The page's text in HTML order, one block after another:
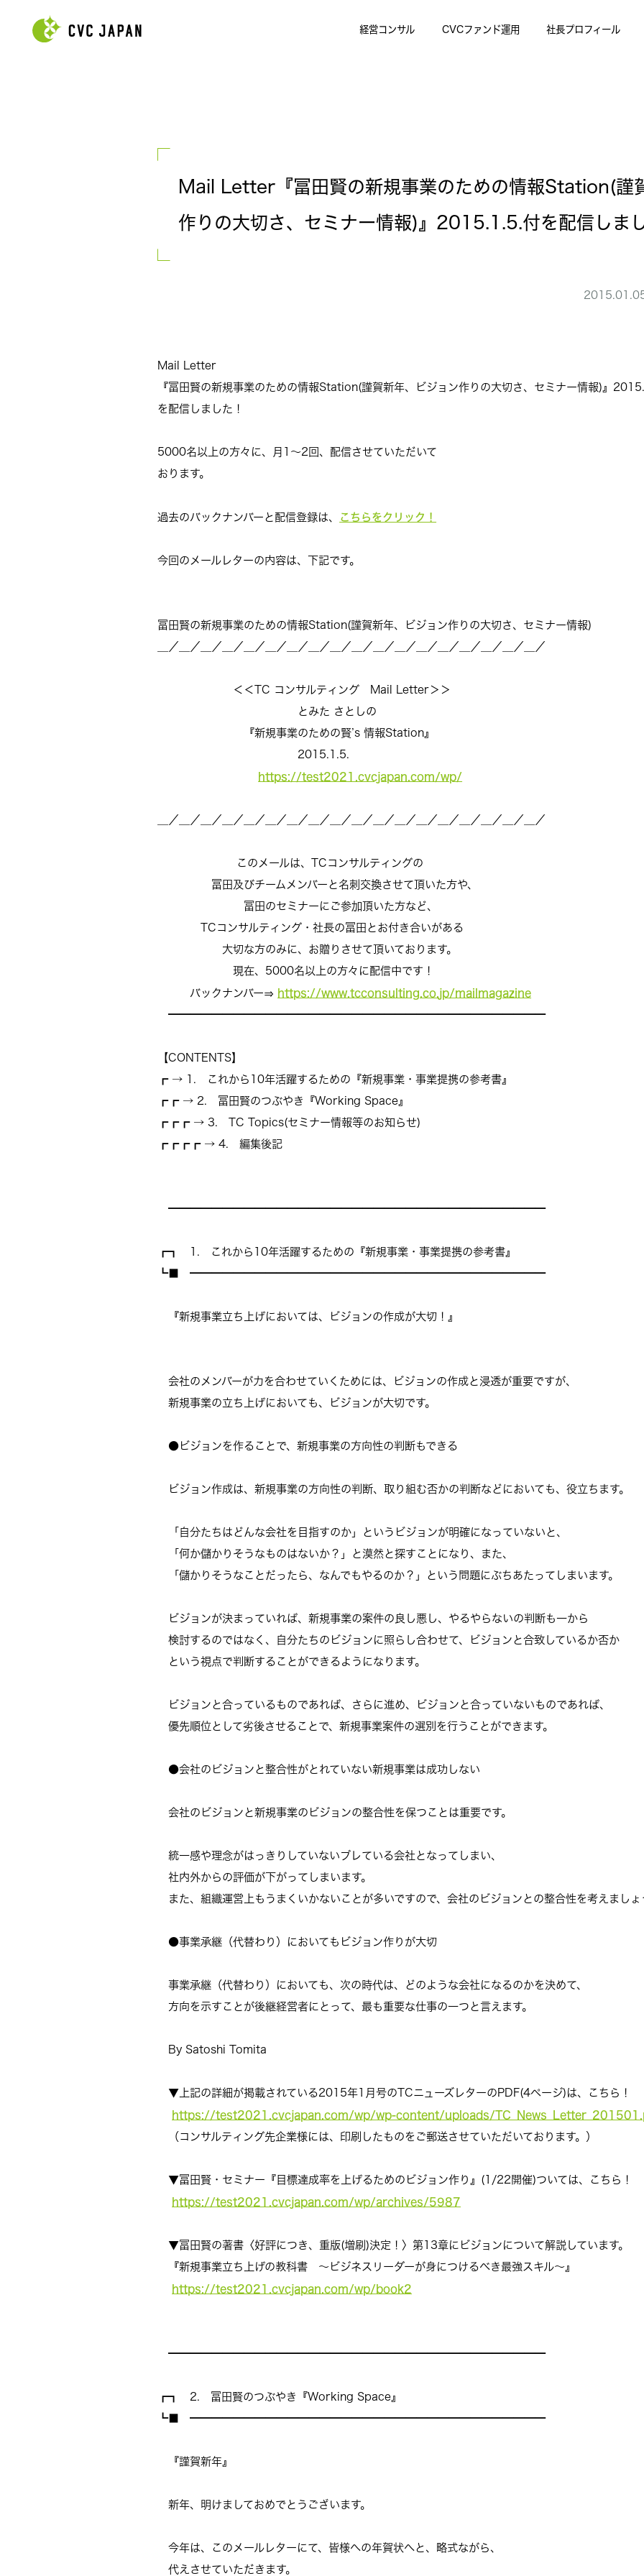
経営コンサル CVCファンド運用 社長プロフィール
Mail Letter『冨田賢の新規事業のための情報Station(謹
作りの大切さ、セミナー情報)』2015.1.5.付を配信しま
Mail Letter
『冨田賢の新規事業のための情報Station(謹賀新年、ビジョン作りの大切さ、セミナー情報)』
を配信しました！
5000名以上の方々に、月1～2回、配信させていただいて
おります。
過去のバックナンバーと配信登録は、 こちらをクリック！
今回のメールレターの内容は、下記です。
冨田賢の新規事業のための情報Station(謹賀新年、ビジョン作りの大切さ、セミ ナー情報)
＿／＿／＿／＿／＿／＿／＿／＿／＿／＿／＿／＿／＿／＿／＿／ ＿／＿／＿／
＜＜TC コンサルティング Mail Letter＞＞
とみた さとしの
『新規事業のための賢’s 情報Station』
2015.1.5.
https://test2021.cvcjapan.com/wp/
＿／＿／＿／＿／＿／＿／＿／＿／＿／＿／＿／＿／＿／＿／＿／ ＿／＿／＿／
このメールは、TCコンサルティングの
冨田及びチームメンバーと名刺交換させて頂いた方や、
冨田のセミナーにご参加頂いた方など、
TCコンサルティング・社長の冨田とお付き合いがある
大切な方のみに、お贈りさせて頂いております。
現在、5000名以上の方々に配信中です！
バックナンバー⇒ https://www.tcconsulting.co. jp/mailmagazine
━━━━━━━━━━━━━━━━━━━━━━━━━━━━━━━━━━━
【CONTENTS】
┏ → 1. これから10年活躍するための『新規事業・事業提携の参考書』
┏┏ → 2. 冨田賢のつぶやき『Working Space』
┏┏┏ → 3. TC Topics(セミナー情報等のお知らせ)
┏┏┏┏ → 4. 編集後記
━━━━━━━━━━━━━━━━━━━━━━━━━━━━━━━━━━━
┏┓ 1. これから10年活躍するための『新規事業・事業提携の参考書』
┗■ ━━━━━━━━━━━━━━━━━━━━━━━━━━━━━━━━━
『新規事業立ち上げにおいては、ビジョンの作成が大切！』
会社のメンバーが力を合わせていくためには、
ビジョンの作成と浸透が重要ですが、
新規事業の立ち上げにおいても、ビジョンが大切です。
●ビジョンを作ることで、新規事業の方向性の判断もできる
ビジョン作成は、新規事業の方向性の判断、取り組む否かの判断などにおいても、役立ちます。
「自分たちはどんな会社を目指すのか」
というビジョンが明確になっていないと、
「何か儲かりそうなものはないか？」と漠然と探すことになり、
また、
「儲かりそうなことだったら、なんでもやるのか？」
という問題にぶちあたってしまいます。
ビジョンが決まっていれば、新規事業の案件の良し悪し、 やるやらないの判断も一から
検討するのではなく、自分たちのビジョンに照らし合わせて、
ビジョンと合致しているか否か
という視点で判断することができるようになります。
ビジョンと合っているものであれば、さらに進め、
ビジョンと合っていないものであれば、
優先順位として劣後させることで、新規事業案件の選別を行うことができます。
●会社のビジョンと整合性がとれていない新規事業は成功しない
会社のビジョンと新規事業のビジョンの整合性を保つことは重要です。
統一感や理念がはっきりしていないブレている会社となってしまい、
社内外からの評価が下がってしまいます。
また、組織運営上もうまくいかないことが多いですので、会社のビジョンとの整合性を考えましょ
●事業承継（代替わり）においてもビジョン作りが大切
事業承継（代替わり）においても、次の時代は、
どのような会社になるのかを決めて、
方向を示すことが後継経営者にとって、最も重要な仕事の一つと言えます。
By Satoshi Tomita
▼ 上記の詳細が掲載されている2015年1月号のTCニューズレターのPDF(4ページ)は、こちら！
https://test2021.cvcjapan.com/wp/wp-content/uploads/TC_News_
（コンサルティング先企業様には、 印刷したものをご郵送させていただいております。）
▼冨田賢・セミナー『目標達成率を上げるためのビジョン作り』(1/22開催)ついては、こちら！
https://test2021.cvcjapan.com/wp/archives/5987
▼冨田賢の著書〈好評につき、重版(増刷)決定！〉第13章にビジョンについて解説しています。
『新規事業立ち上げの教科書 ～ビジネスリーダーが身につけるべき最強スキル～』
https://test2021.cvcjapan.com/wp/book2
━━━━━━━━━━━━━━━━━━━━━━━━━━━━━━━━━━━
┏┓ 2. 冨田賢のつぶやき『Working Space』
┗■ ━━━━━━━━━━━━━━━━━━━━━━━━━━━━━━━━━
『謹賀新年』
新年、明けましておめでとうございます。
今年は、このメールレターにて、皆様への年賀状へと、 略式ながら、
代えさせていただきます。